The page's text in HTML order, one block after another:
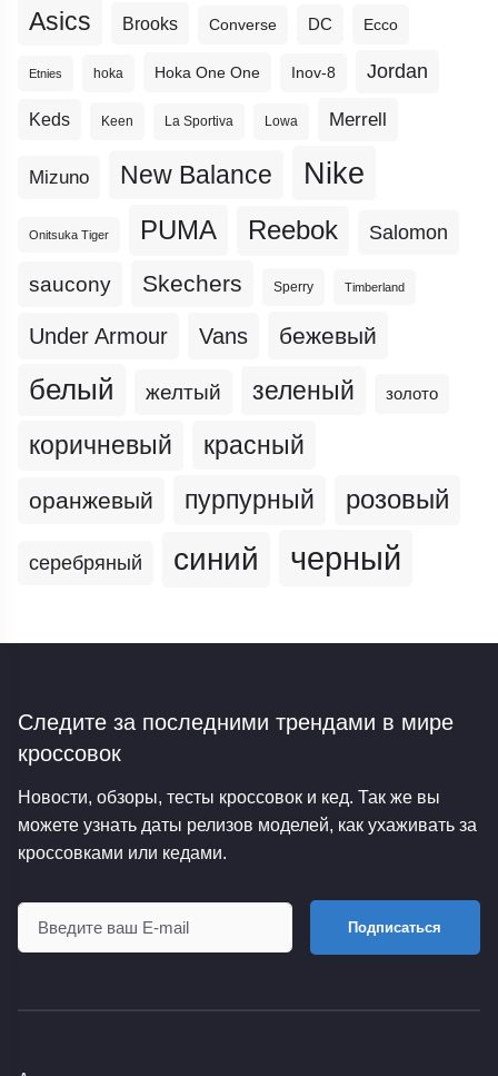
Asics Brooks Converse DC Ecco
Etnies hoka Hoka One One Inov-8 Jordan
Keds Keen La Sportiva Lowa Merrell
Mizuno New Balance Nike
Onitsuka Tiger PUMA Reebok Salomon
saucony Skechers Sperry Timberland
Under Armour Vans бежевый
белый желтый зеленый золото
коричневый красный
оранжевый пурпурный розовый
серебряный синий черный
Следите за последними трендами в мире
кроссовок
Новости, обзоры, тесты кроссовок и кед. Так же вы
можете узнать даты релизов моделей, как ухаживать за
кроссовками или кедами.
Подписаться